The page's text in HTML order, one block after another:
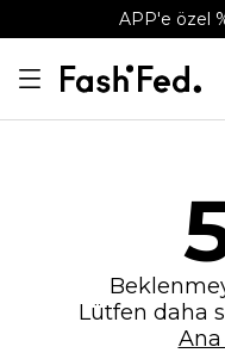
APP'e özel
Lütfen daha